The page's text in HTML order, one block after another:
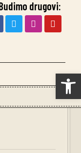
drugovi: